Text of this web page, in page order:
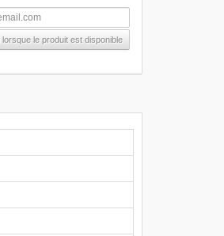
le produit est disponible